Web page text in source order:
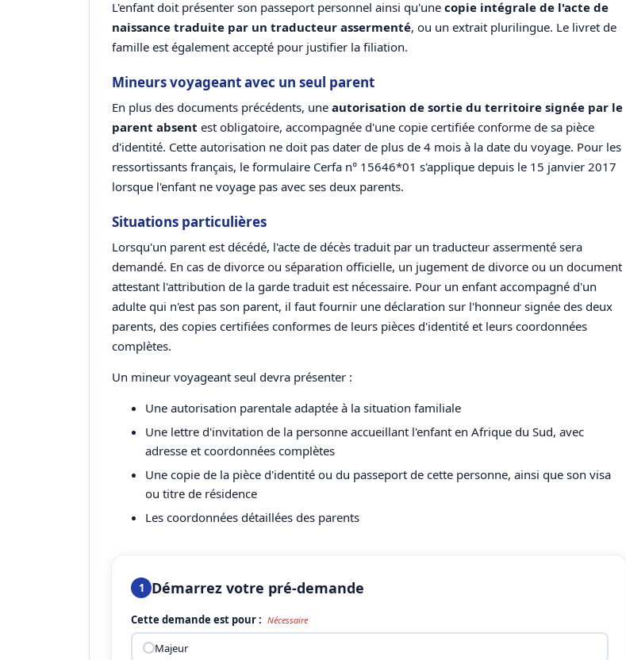
L'enfant doit présenter son passeport personnel ainsi qu'une copie intégrale de l'acte de
naissance traduite par un traducteur assermenté, ou un extrait plurilingue. Le livret de
famille est également accepté pour justifier la filiation.
Mineurs voyageant avec un seul parent
En plus des documents précédents, une autorisation de sortie du territoire signée par le
parent absent est obligatoire, accompagnée d'une copie certifiée conforme de sa pièce
d'identité. Cette autorisation ne doit pas dater de plus de 4 mois à la date du voyage. Pour les
ressortissants français, le formulaire Cerfa n° 15646*01 s'applique depuis le 15 janvier 2017
lorsque l'enfant ne voyage pas avec ses deux parents.
Situations particulières
Lorsqu'un parent est décédé, l'acte de décès traduit par un traducteur assermenté sera
demandé. En cas de divorce ou séparation officielle, un jugement de divorce ou un document
attestant l'attribution de la garde traduit est nécessaire. Pour un enfant accompagné d'un
adulte qui n'est pas son parent, il faut fournir une déclaration sur l'honneur signée des deux
parents, des copies certifiées conformes de leurs pièces d'identité et leurs coordonnées
complètes.
Un mineur voyageant seul devra présenter :
Une autorisation parentale adaptée à la situation familiale
Une lettre d'invitation de la personne accueillant l'enfant en Afrique du Sud, avec
adresse et coordonnées complètes
Une copie de la pièce d'identité ou du passeport de cette personne, ainsi que son visa
ou titre de résidence
Les coordonnées détaillées des parents
1 Démarrez votre pré-demande
Cette demande est pour : Nécessaire
Majeur